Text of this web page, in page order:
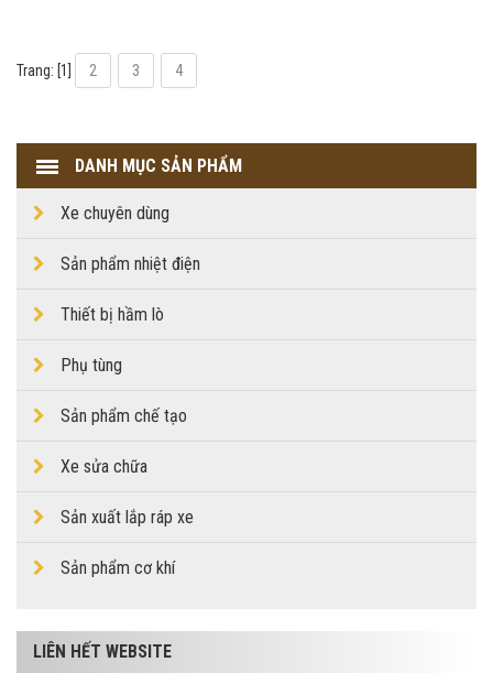
Trang: [1] 2 3 4
DANH MỤC SẢN PHẨM
Xe chuyên dùng
Sản phẩm nhiệt điện
Thiết bị hầm lò
Phụ tùng
Sản phẩm chế tạo
Xe sửa chữa
Sản xuất lắp ráp xe
Sản phẩm cơ khí
LIÊN HẾT WEBSITE